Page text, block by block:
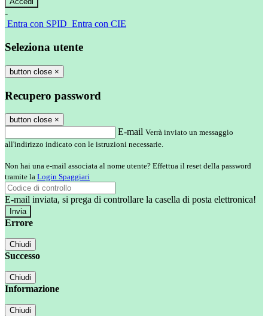
-
Entra con SPID Entra con CIE
Seleziona utente
button close ×
Recupero password
button close ×
E-mail Verrà inviato un messaggio
all'indirizzo indicato con le istruzioni necessarie.
Non hai una e-mail associata al nome utente? Effettua il reset della password
tramite la Login Spaggiari
E-mail inviata, si prega di controllare la casella di posta elettronica!
Errore
Chiudi
Successo
Chiudi
Informazione
Chiudi